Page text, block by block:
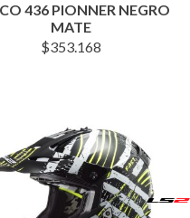
436 PIONNER NEGRO
MATE
$353.168